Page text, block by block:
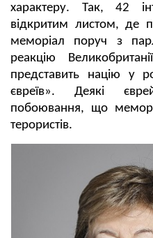
характеру. Так, 42
відкритим листом, де
меморіал поруч з
реакцію
представить націю у
євреїв». Деякі
побоювання, що
терористів.